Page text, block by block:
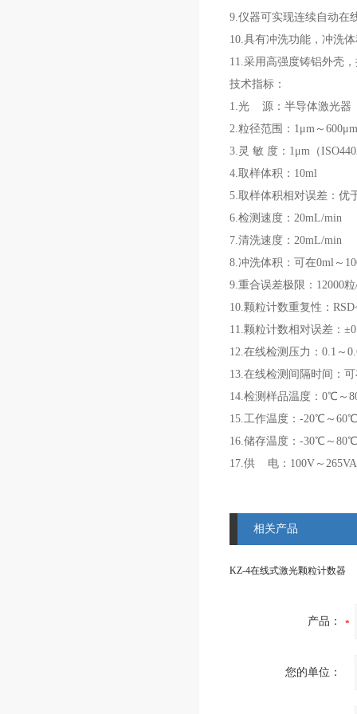
9.仪器可实现连续自动在
10.具有冲洗功能，冲洗
11.采用高强度铸铝外壳
技术指标：
1.光 源：半导体激光器
2.粒径范围：1μm～
3.灵 敏 度：1μm（
4.取样体积：10ml
5.取样体积相对误差：优
6.检测速度：20mL/min
7.清洗速度：20mL/min
8.冲洗体积：可在0ml～
9.重合误差极限：12000
10.颗粒计数重复性：
11.颗粒计数相对误差：
12.在线检测压力：0.1～
13.在线检测间隔时间：
14.检测样品温度：0℃～
15.工作温度：-20℃～60℃
16.储存温度：-30℃～80℃
17.供 电：100V～
相关产品
KZ-4在线式激光颗粒计数器
产品：
您的单位：